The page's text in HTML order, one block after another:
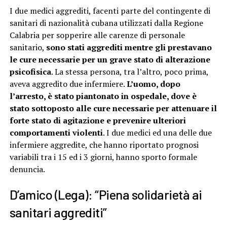
I due medici aggrediti, facenti parte del contingente di
sanitari di nazionalità cubana utilizzati dalla Regione
Calabria per sopperire alle carenze di personale
sanitario, sono stati aggrediti mentre gli prestavano
le cure necessarie per un grave stato di alterazione
psicofisica. La stessa persona, tra l’altro, poco prima,
aveva aggredito due infermiere.L’uomo, dopo
l’arresto, è stato piantonato in ospedale, dove è
stato sottoposto alle cure necessarie per attenuare il
forte stato di agitazione e prevenire ulteriori
comportamenti violenti. I due medici ed una delle due
infermiere aggredite, che hanno riportato prognosi
variabili tra i 15 ed i 3 giorni, hanno sporto formale
denuncia.
D’amico (Lega): “Piena solidarietà ai
sanitari aggrediti”